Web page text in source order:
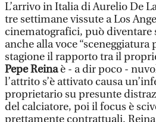
L’arrivo in Italia di Aurelio De
tre settimane vissute a Los
cinematografici, può diventare
anche alla voce “sceneggiatura
stagione il rapporto tra il
Pepe Reinaè - a dir poco -
l’attrito s’è attivato causa
proprietario su presunte
del calciatore, poi il focus è
prettamente contrattuali.